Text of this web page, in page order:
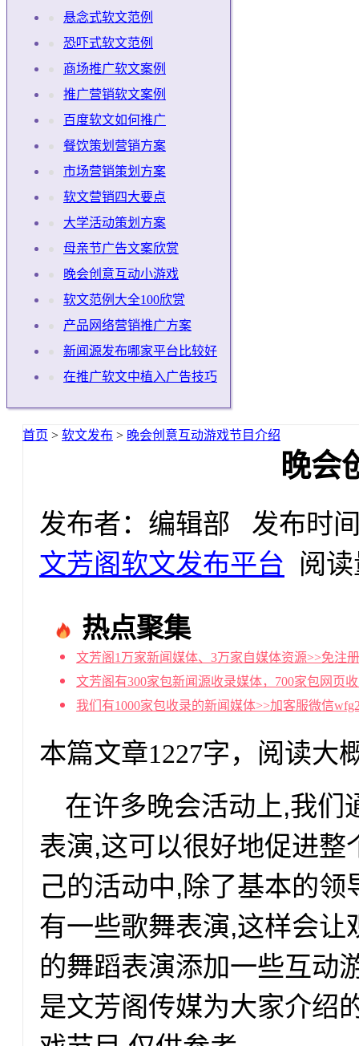
悬念式软文范例
恐吓式软文范例
商场推广软文案例
推广营销软文案例
百度软文如何推广
餐饮策划营销方案
市场营销策划方案
软文营销四大要点
大学活动策划方案
母亲节广告文案欣赏
晚会创意互动小游戏
软文范例大全100欣赏
产品网络营销推广方案
新闻源发布哪家平台比较好
在推广软文中植入广告技巧
首页 > 软文发布 > 晚会创意互动游戏节目介绍
晚会
发布者：编辑部 发布时间
文芳阁软文发布平台 阅读
热点聚集
文芳阁1万家新闻媒体、3万家自媒体资源>>免注
文芳阁有300家包新闻源收录媒体，700家包网页
我们有1000家包收录的新闻媒体>>加客服微信
本篇文章1227字，阅读大
在许多晚会活动上,我们
表演,这可以很好地促进整
己的活动中,除了基本的
有一些歌舞表演,这样会
的舞蹈表演添加一些互动
是文芳阁传媒为大家介绍